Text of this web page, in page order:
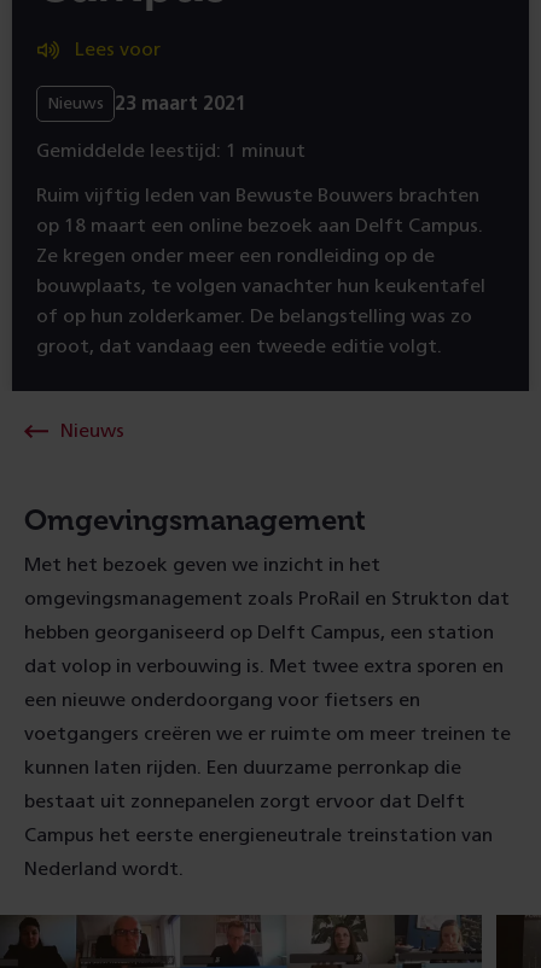
Lees voor
Nieuws 23 maart 2021
Gemiddelde leestijd: 1 minuut
Ruim vijftig leden van Bewuste Bouwers brachten
op 18 maart een online bezoek aan Delft Campus.
Ze kregen onder meer een rondleiding op de
bouwplaats, te volgen vanachter hun keukentafel
of op hun zolderkamer. De belangstelling was zo
groot, dat vandaag een tweede editie volgt.
Nieuws
Omgevingsmanagement
Met het bezoek geven we inzicht in het
omgevingsmanagement zoals ProRail en Strukton dat
hebben georganiseerd op Delft Campus, een station
dat volop in verbouwing is. Met twee extra sporen en
een nieuwe onderdoorgang voor fietsers en
voetgangers creëren we er ruimte om meer treinen te
kunnen laten rijden. Een duurzame perronkap die
bestaat uit zonnepanelen zorgt ervoor dat Delft
Campus het eerste energieneutrale treinstation van
Nederland wordt.